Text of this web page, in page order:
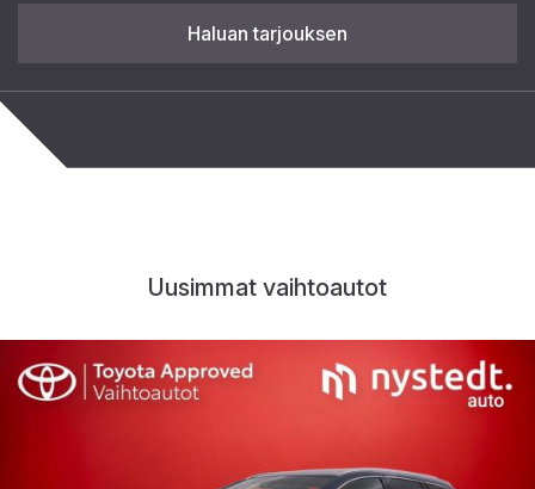
Haluan tarjouksen
Uusimmat vaihtoautot